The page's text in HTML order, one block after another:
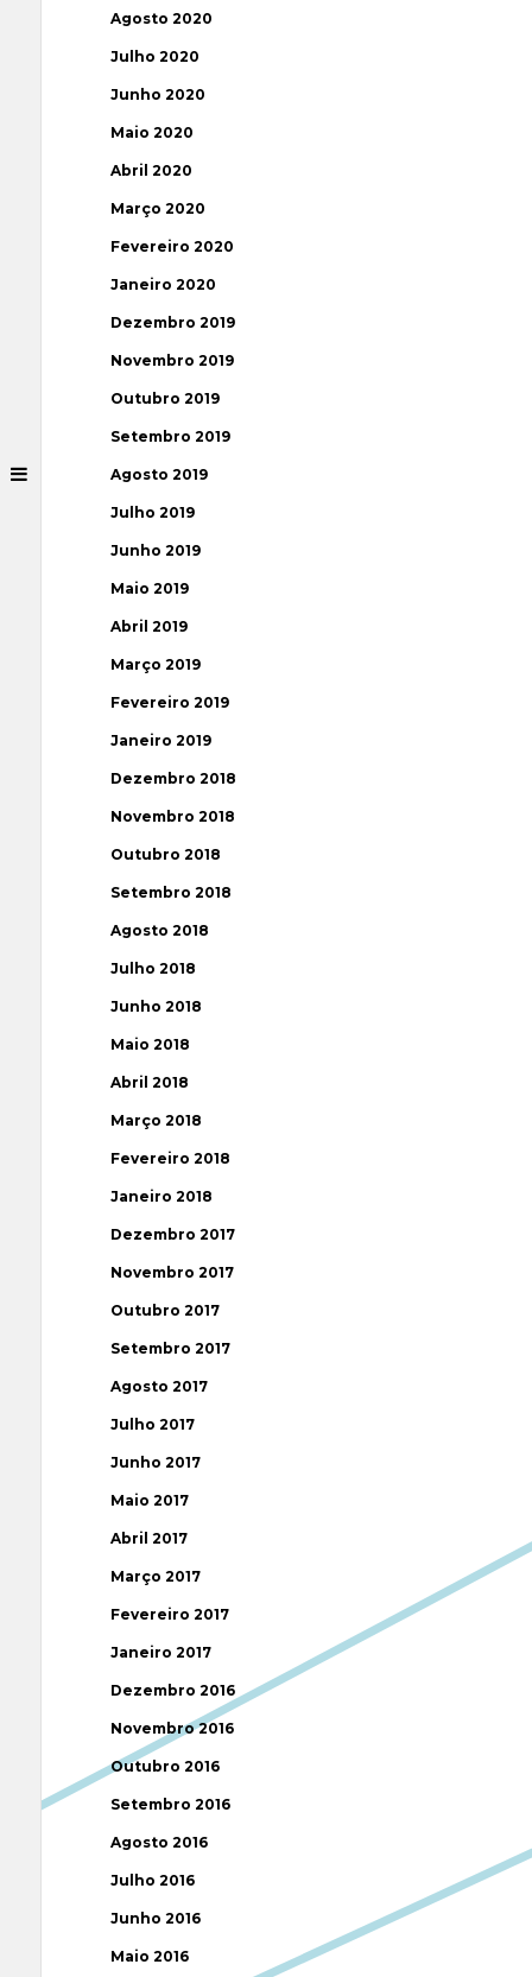
Agosto 2020
Julho 2020
Junho 2020
Maio 2020
Abril 2020
Março 2020
Fevereiro 2020
Janeiro 2020
Dezembro 2019
Novembro 2019
Outubro 2019
Setembro 2019
Agosto 2019
Julho 2019
Junho 2019
Maio 2019
Abril 2019
Março 2019
Fevereiro 2019
Janeiro 2019
Dezembro 2018
Novembro 2018
Outubro 2018
Setembro 2018
Agosto 2018
Julho 2018
Junho 2018
Maio 2018
Abril 2018
Março 2018
Fevereiro 2018
Janeiro 2018
Dezembro 2017
Novembro 2017
Outubro 2017
Setembro 2017
Agosto 2017
Julho 2017
Junho 2017
Maio 2017
Abril 2017
Março 2017
Fevereiro 2017
Janeiro 2017
Dezembro 2016
Novembro 2016
Outubro 2016
Setembro 2016
Agosto 2016
Julho 2016
Junho 2016
Maio 2016